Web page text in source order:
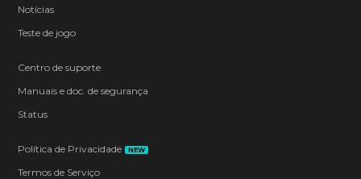
Notícias
Teste de jogo
Centro de suporte
Manuais e doc. de segurança
Status
Política de Privacidade NEW
Termos de Serviço